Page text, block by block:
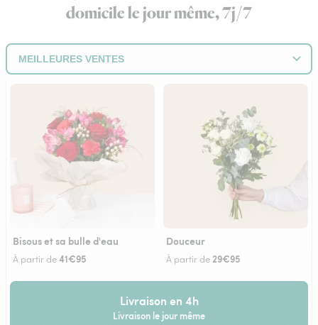
domicile le jour même, 7j/7
Bisous et sa bulle d'eau
À partir de41€95
Douceur
À partir de29€95
Livraison en 4h
Livraison le jour même